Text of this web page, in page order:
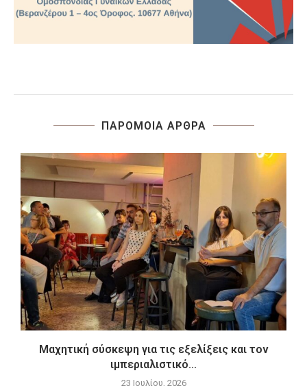
ΠΑΡΟΜΟΙΑ ΑΡΘΡΑ
Μαχητική σύσκεψη για τις εξελίξεις και τον
ιμπεριαλιστικό...
23 Ιουλίου, 2026